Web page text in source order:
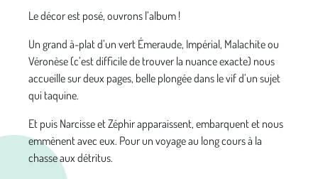
Le décor est posé, ouvrons l’album !
Un grand à-plat d’un vert Émeraude, Impérial, Malachite ou
Véronèse (c’est difficile de trouver la nuance exacte) nous
accueille sur deux pages, belle plongée dans le vif d’un sujet
qui taquine.
Et puis Narcisse et Zéphir apparaissent, embarquent et nous
emmènent avec eux. Pour un voyage au long cours à la
chasse aux détritus.